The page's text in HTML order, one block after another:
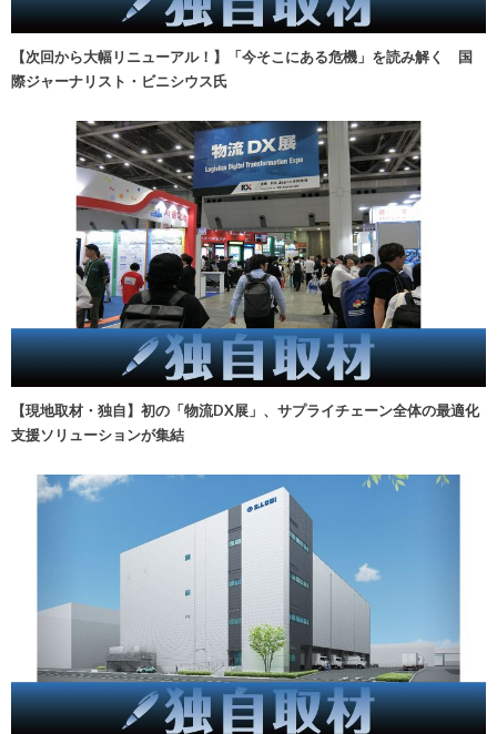
【次回から大幅リニューアル！】「今そこにある危機」を読み解く 国
際ジャーナリスト・ビニシウス氏
【現地取材・独自】初の「物流DX展」、サプライチェーン全体の最適化
支援ソリューションが集結